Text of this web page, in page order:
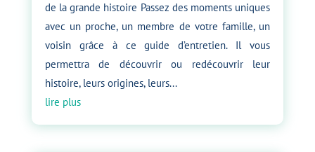
de la grande histoire Passez des moments uniques
avec un proche, un membre de votre famille, un
voisin grâce à ce guide d’entretien. Il vous
permettra de découvrir ou redécouvrir leur
histoire, leurs origines, leurs...
lire plus